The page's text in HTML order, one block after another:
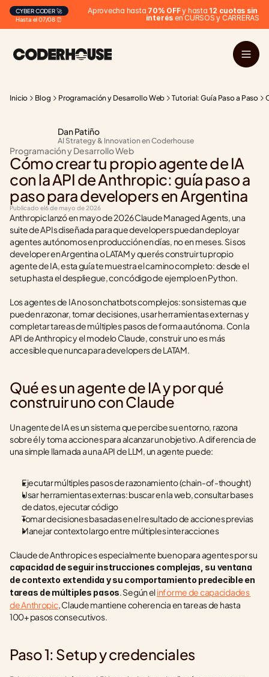
Hasta el 07/08 ⏰
CYBER CODER 🚀 Aprovecha hasta 70% OFF y hasta 12 cuotas sin
interés en CURSOS y CARRERAS
Inicio Blog Programación y Desarrollo Web Tutorial: Guía Paso a Paso
Dan Patiño
AI Strategy & Innovation en Coderhouse
Programación y Desarrollo Web
Cómo crear tu propio agente de IA
con la API de Anthropic: guía paso a
paso para developers en Argentina
Publicado el6 de mayo de 2026
Anthropic lanzó en mayo de 2026 Claude Managed Agents, una
suite de APIs diseñada para que developers puedan deployar
agentes autónomos en producción en días, no en meses. Si sos
developer en Argentina o LATAM y querés construir tu propio
agente de IA, esta guía te muestra el camino completo: desde el
setup hasta el despliegue, con código de ejemplo en Python.
Los agentes de IA no son chatbots complejos: son sistemas que
pueden razonar, tomar decisiones, usar herramientas externas y
completar tareas de múltiples pasos de forma autónoma. Con la
API de Anthropic y el modelo Claude, construir uno es más
accesible que nunca para developers de LATAM.
Qué es un agente de IA y por qué
construir uno con Claude
Un agente de IA es un sistema que percibe su entorno, razona
sobre él y toma acciones para alcanzar un objetivo. A diferencia de
una simple llamada a una API de LLM, un agente puede:
Ejecutar múltiples pasos de razonamiento (chain-of-thought)
Usar herramientas externas: buscar en la web, consultar bases
de datos, ejecutar código
Tomar decisiones basadas en el resultado de acciones previas
Manejar contexto largo entre múltiples interacciones
capacidad de seguir instrucciones complejas, su ventana
de contexto extendida y su comportamiento predecible en
tareas de múltiples pasos. Según el informe de capacidades
de Anthropic, Claude mantiene coherencia en tareas de hasta
100+ pasos consecutivos.
Paso 1: Setup y credenciales